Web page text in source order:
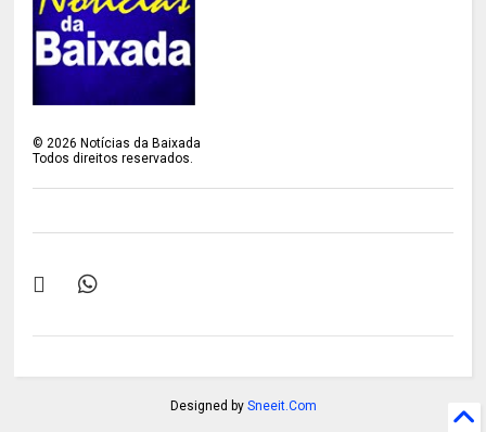
©2026 Notícias da Baixada
Todos direitos reservados.
Designed by Sneeit.Com